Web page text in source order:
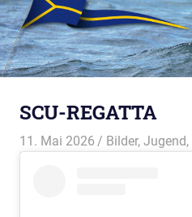
SCU-REGATTA
11. Mai 2026 Thees
Bilder,Jugend,